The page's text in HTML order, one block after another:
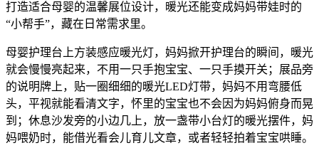
打造适合母婴的温馨展位设计，暖光还能变成妈妈带娃时的
“小帮手”，藏在日常需求里。
母婴护理台上方装感应暖光灯，妈妈掀开护理台的瞬间，暖光
就会慢慢亮起来，不用一只手抱宝宝、一只手摸开关；展品旁
的说明牌上，贴一圈细细的暖光LED灯带，妈妈不用弯腰低
头，平视就能看清文字，怀里的宝宝也不会因为妈妈俯身而晃
到；休息沙发旁的小边几上，放一盏带小台灯的暖光摆件，妈
妈喂奶时，能借光看会儿育儿文章，或者轻轻拍着宝宝哄睡。